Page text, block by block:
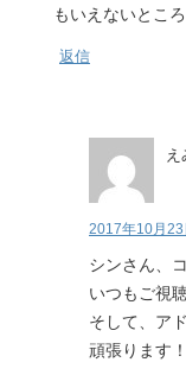
もいえないとこ
返信
え
2017年10月23
シンさん、
いつもご視
そして、ア
頑張ります！